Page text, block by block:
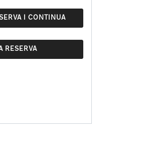
I CONTINUA
RESERVA